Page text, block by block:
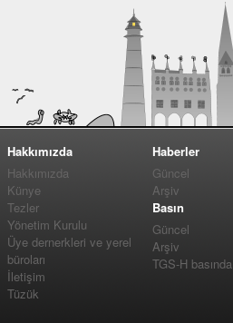
Hakkımızda
Hakkımızda
Künye
Tezler
Yönetim Kurulu
Üye dernerkleri ve yerel
büroları
İletişim
Tüzük
Haberler
Güncel
Arşiv
Basın
Güncel
Arşiv
TGS-H basında